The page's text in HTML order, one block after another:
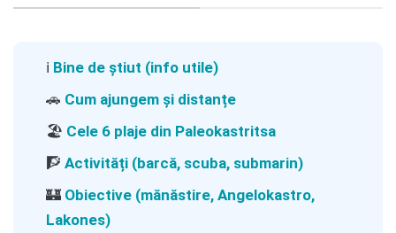
ℹ️ Bine de știut (info utile)
🚗 Cum ajungem și distanțe
🏖️ Cele 6 plaje din Paleokastritsa
🧗Activități (barcă, scuba, submarin)
🏰 Obiective (mănăstire, Angelokastro,
Lakones)